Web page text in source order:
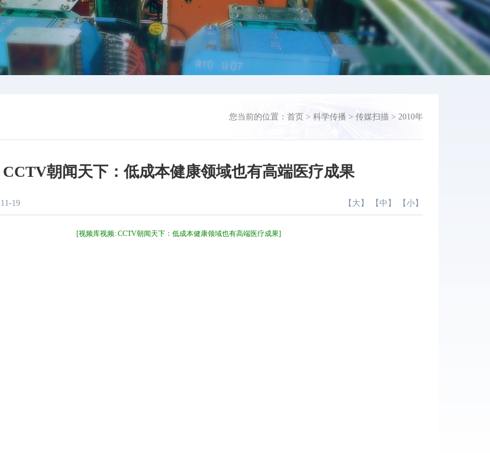
您当前的位置： 首页 > 科学传播 > 传媒扫描 > 2010年
CCTV朝闻天下：低成本健康领域也有高端医疗成果
19 【 大 】 【中 】 【小】
[视频库视频: CCTV朝闻天下：低成本健康领域也有高端医疗成果]